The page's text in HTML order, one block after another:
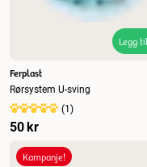
Legg
Ferplast
Rørsystem U-sving
(1)
50 kr
Kampanje!